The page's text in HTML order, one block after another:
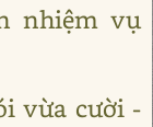
nhiệm vụ
vừa cười -